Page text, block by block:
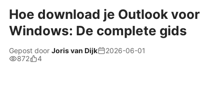
Hoe download je Outlook voor
Windows: De complete gids
Gepost door Joris van Dijk
2026-06-01
872
4